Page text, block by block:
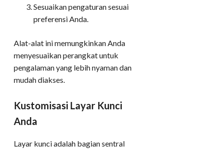
Sesuaikan pengaturan sesuai
preferensi Anda.
Alat-alat ini memungkinkan Anda
menyesuaikan perangkat untuk
pengalaman yang lebih nyaman dan
mudah diakses.
Kustomisasi Layar Kunci
Anda
Layar kunci adalah bagian sentral